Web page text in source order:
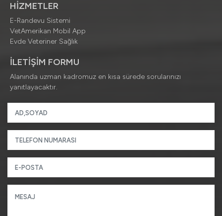
HİZMETLER
E-Randevu Sistemi
VetAmerikan Mobil App
Evde Veteriner Sağlık
İLETİŞİM FORMU
Alanında uzman kadromuz en kısa sürede sorularınızı
yanıtlayacaktır.